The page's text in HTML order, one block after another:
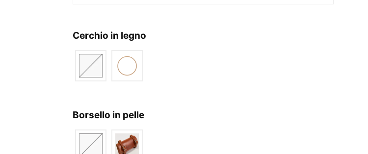
Cerchio in legno
Borsello in pelle